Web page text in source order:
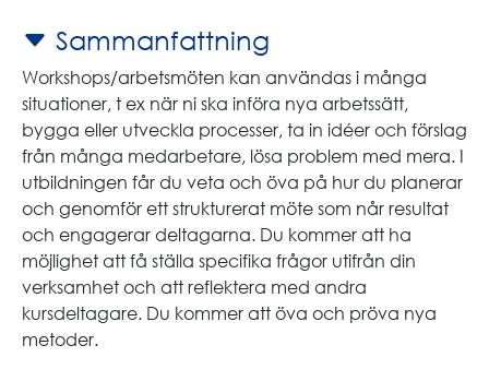
Sammanfattning
Workshops/arbetsmöten kan användas i många
situationer, t ex när ni ska införa nya arbetssätt,
bygga eller utveckla processer, ta in idéer och förslag
från många medarbetare, lösa problem med mera. I
utbildningen får du veta och öva på hur du planerar
och genomför ett strukturerat möte som når resultat
och engagerar deltagarna. Du kommer att ha
möjlighet att få ställa specifika frågor utifrån din
verksamhet och att reflektera med andra
kursdeltagare. Du kommer att öva och pröva nya
metoder.